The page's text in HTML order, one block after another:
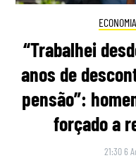
ECONOMIA
“Trabalhei
anos de
pensão”:
forçado a
21:30 6